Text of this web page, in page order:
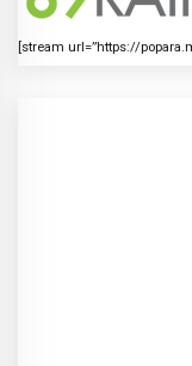
[stream url=”https://